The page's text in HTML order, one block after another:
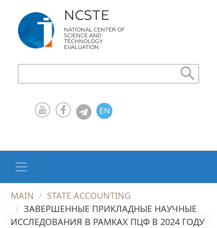
NCSTE
NATIONAL CENTER OF
SCIENCE AND
TECHNOLOGY
EVALUATION
EN
MAIN
STATE ACCOUNTING
ЗАВЕРШЕННЫЕ ПРИКЛАДНЫЕ НАУЧНЫЕ
ИССЛЕДОВАНИЯ В РАМКАХ ПЦФ В 2024 ГОДУ